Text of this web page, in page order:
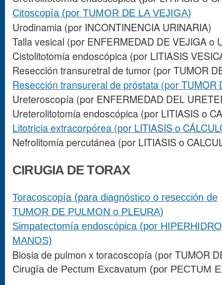
Citoscopía (por TUMOR DE LA VEJIGA)
Urodinamia (por INCONTINENCIA URINARIA)
Talla vesical (por ENFERMEDAD DE VEJIGA o
Cistolitotomía endoscópica (por LITIASIS
Resección transuretral de tumor (por TUMOR
Resección transureral de próstata (por TUMOR
Ureteroscopía (por ENFERMEDAD DEL
Ureterolitotomía endoscópica (por LITIASIS o
Litotricia extracorpórea (por LITIASIS o
Nefrolitomía percutánea (por LITIASIS o
CIRUGIA DE TORAX
Toracoscopía (para diagnóstico o resección de
TUMOR DE PULMON o PLEURA)
Simpatectomía endoscópica (por
MANOS)
Biosia de pulmon x toracoscopía (por TUMOR
Cirugía de Pectum Excavatum (por PECTUM